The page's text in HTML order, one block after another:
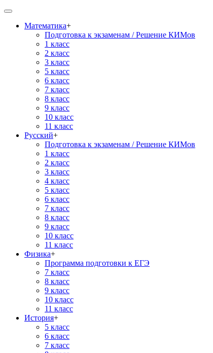
Математика+
Подготовка к экзаменам / Решение КИМов
1 класс
2 класс
3 класс
5 класс
6 класс
7 класс
8 класс
9 класс
10 класс
11 класс
Русский+
Подготовка к экзаменам / Решение КИМов
1 класс
2 класс
3 класс
4 класс
5 класс
6 класс
7 класс
8 класс
9 класс
10 класс
11 класс
Физика+
Программа подготовки к ЕГЭ
7 класс
8 класс
9 класс
10 класс
11 класс
История+
5 класс
6 класс
7 класс